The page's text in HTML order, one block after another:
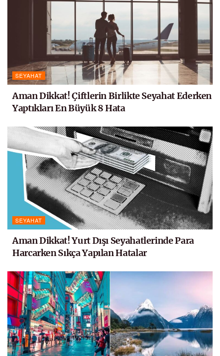
SEYAHAT
Aman Dikkat! Çiftlerin Birlikte Seyahat Ederken
Yaptıkları En Büyük 8 Hata
SEYAHAT
Aman Dikkat! Yurt Dışı Seyahatlerinde Para
Harcarken Sıkça Yapılan Hatalar